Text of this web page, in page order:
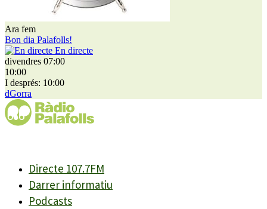
Ara fem
Bon dia Palafolls!
En directe
divendres 07:00
10:00
I després: 10:00
dGorra
Directe 107.7FM
Darrer informatiu
Podcasts